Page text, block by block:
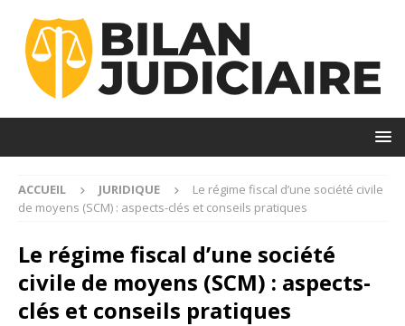
ACCUEIL JURIDIQUE
Le régime fiscal d’une société civile
de moyens (SCM) : aspects-clés et conseils pratiques
Le régime fiscal d’une société
civile de moyens (SCM) : aspects-
clés et conseils pratiques